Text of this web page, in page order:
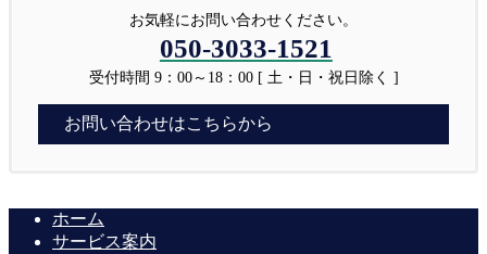
お気軽にお問い合わせください。
050-3033-1521
受付時間 9：00～18：00 [ 土・日・祝日除く ]
お問い合わせはこちらから
ホーム
サービス案内